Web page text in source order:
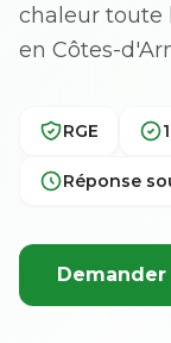
chaleur toute
en Côtes-
RGE
Réponse